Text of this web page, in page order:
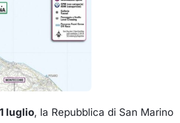
luglio, la Repubblica di San Marino